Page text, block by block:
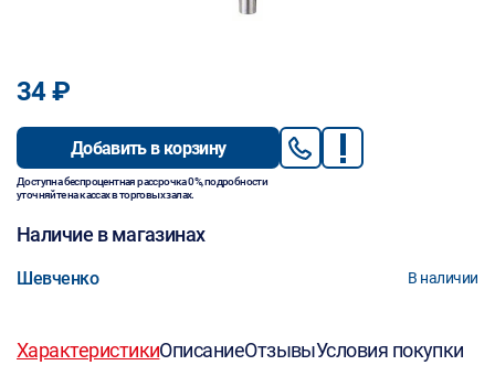
34 ₽
Добавить в корзину
Доступна беспроцентная рассрочка 0%, подробности
уточняйте на кассах в торговых залах.
Наличие в магазинах
Шевченко В наличии
ХарактеристикиОписаниеОтзывыУсловия покупки